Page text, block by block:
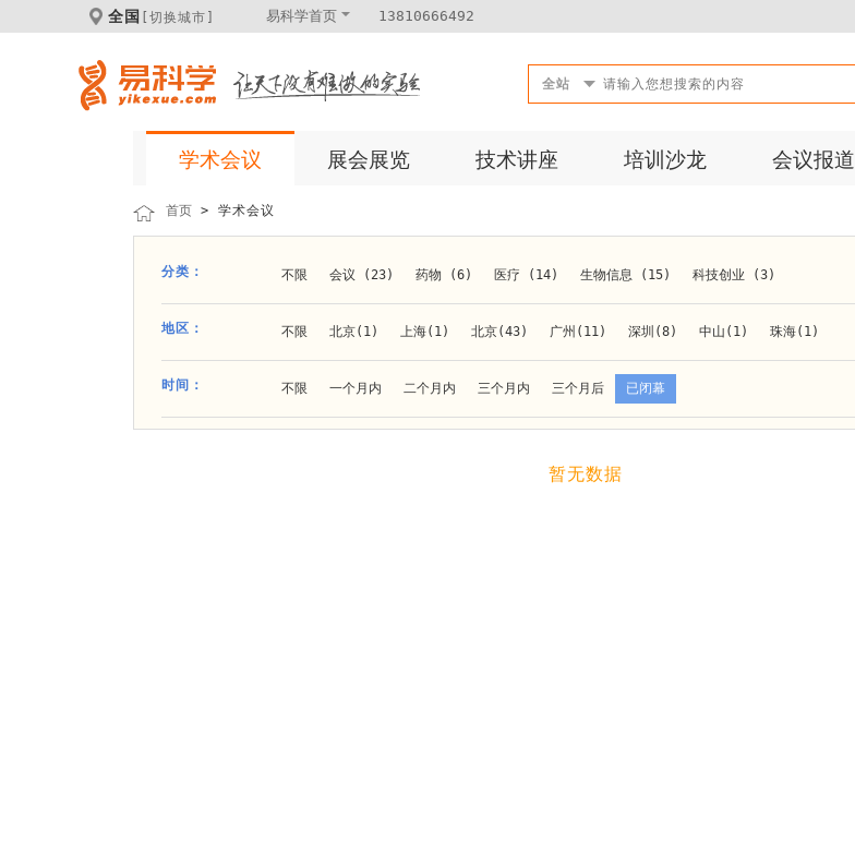
全国 [切换城市] 易科学首页 13810666492
全站
学术会议 展会展览 技术讲座 培训沙龙 会议报道
首页 > 学术会议
分类： 不限 会议 (23) 药物 (6) 医疗 (14) 生物信息 (15) 科技创业 (3)
材料 (11) 材料化工 (1) 新材料 (1)
地区： 不限 北京(1) 上海(1) 北京(43) 广州(11) 深圳(8) 中山(1) 珠海(1)
南京(10) 苏州(3)
时间： 不限 一个月内 二个月内 三个月内 三个月后 已闭幕
暂无数据